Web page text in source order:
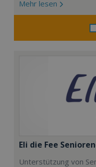
Mehr lesen
Eli die Fee
Unterstützung von